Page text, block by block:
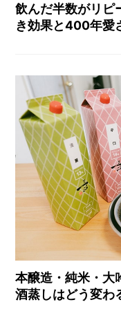
飲んだ半数がリピ
き効果と400年愛
本醸造・純米・大
酒蒸しはどう変わ